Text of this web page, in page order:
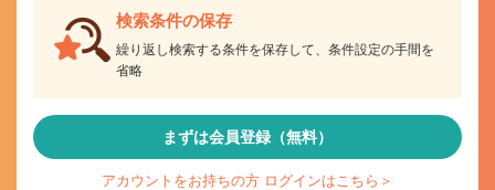
検索条件の保存
繰り返し検索する条件を保存して、条件設定の手間を
省略
まずは会員登録（無料）
アカウントをお持ちの方 ログインはこちら＞